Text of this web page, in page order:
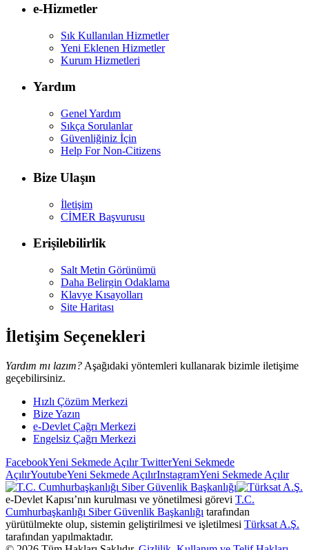
e-Hizmetler
Sık Kullanılan Hizmetler
Yeni Eklenen Hizmetler
Kurum Hizmetleri
Yardım
Genel Yardım
Sıkça Sorulanlar
Güvenliğiniz İçin
Help For Non-Citizens
Bize Ulaşın
İletişim
CİMER Başvurusu
Erişilebilirlik
Salt Metin Görünümü
Daha Belirgin Odaklama
Klavye Kısayolları
Site Haritası
İletişim Seçenekleri
Yardım mı lazım? Aşağıdaki yöntemleri kullanarak bizimle iletişime
geçebilirsiniz.
Hızlı Çözüm Merkezi
Bize Yazın
e-Devlet Çağrı Merkezi
Engelsiz Çağrı Merkezi
FacebookYeni Sekmede AçılırTwitterYeni Sekmede
AçılırYoutubeYeni Sekmede AçılırInstagramYeni Sekmede Açılır
e-Devlet Kapısı’nın kurulması ve yönetilmesi görevi T.C.
Cumhurbaşkanlığı Siber Güvenlik Başkanlığı tarafından
yürütülmekte olup, sistemin geliştirilmesi ve işletilmesi Türksat A.Ş.
tarafından yapılmaktadır.